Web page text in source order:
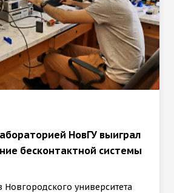
НовГУ выиграл
бесконтактной системы
Новгородского университета